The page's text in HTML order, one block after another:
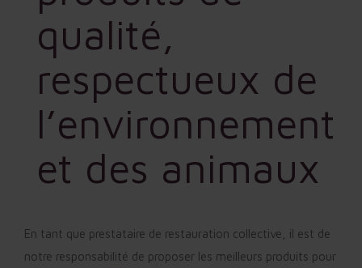
qualité,
respectueux de
l’environnement
et des animaux
En tant que prestataire de restauration collective, il est de
notre responsabilité de proposer les meilleurs produits pour